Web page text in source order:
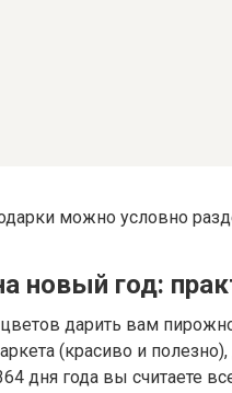
можно условно
новый год:
дарить вам
(красиво и
дня года вы считаете